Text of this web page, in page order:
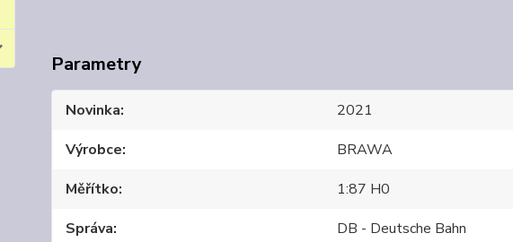
Parametry
Novinka
2021
Výrobce
BRAWA
Měřítko
1:87 H0
Správa
DB - Deutsche Bahn